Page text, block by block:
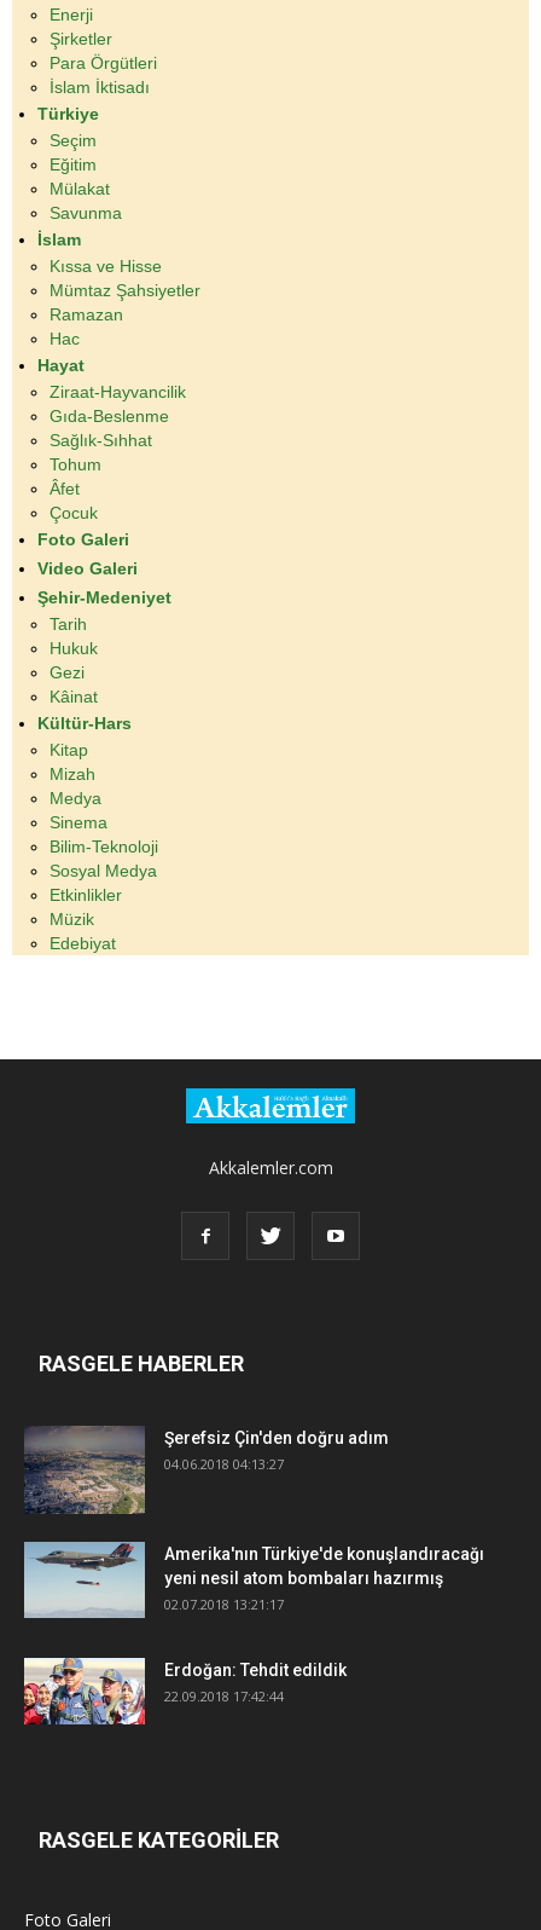
Enerji
Şirketler
Para Örgütleri
İslam İktisadı
Türkiye
Seçim
Eğitim
Mülakat
Savunma
İslam
Kıssa ve Hisse
Mümtaz Şahsiyetler
Ramazan
Hac
Hayat
Ziraat-Hayvancilik
Gıda-Beslenme
Sağlık-Sıhhat
Tohum
Âfet
Çocuk
Foto Galeri
Video Galeri
Şehir-Medeniyet
Tarih
Hukuk
Gezi
Kâinat
Kültür-Hars
Kitap
Mizah
Medya
Sinema
Bilim-Teknoloji
Sosyal Medya
Etkinlikler
Müzik
Edebiyat
Akkalemler.com
RASGELE HABERLER
Şerefsiz Çin'den doğru adım
04.06.2018 04:13:27
Amerika'nın Türkiye'de konuşlandıracağı
yeni nesil atom bombaları hazırmış
02.07.2018 13:21:17
Erdoğan: Tehdit edildik
22.09.2018 17:42:44
RASGELE KATEGORİLER
Foto Galeri